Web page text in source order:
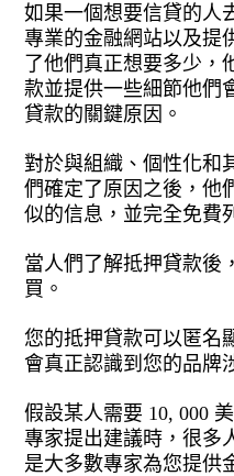
如果一個想要信貸的人
專業的金融網站以及提
了他們真正想要多少，
款並提供一些細節他們
貸款的關鍵原因。
對於與組織、個性化和
們確定了原因之後，他
似的信息，並完全免費
當人們了解抵押貸款後
買。
您的抵押貸款可以匿名
會真正認識到您的品牌
假設某人需要 10, 000
專家提出建議時，很多
是大多數專家為您提供